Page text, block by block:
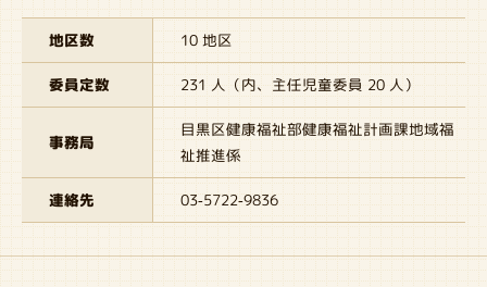
地区数 10 地区
委員定数 231 人（内、主任児童委員 20 人）
事務局
目黒区健康福祉部健康福祉計画課地域福
祉推進係
連絡先 03-5722-9836